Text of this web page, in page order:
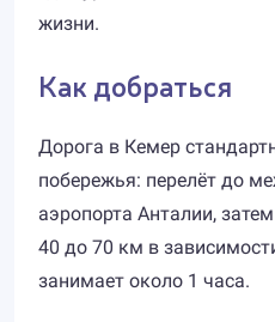
жизни.
Как добраться
Дорога в Кемер
побережья: перелёт до
аэропорта Анталии,
40 до 70 км в
занимает около 1 часа.